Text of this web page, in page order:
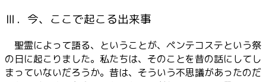
Ⅲ．今、ここで起こる出来事
聖霊によって語る、ということが、ペンテコステという祭
の日に起こりました。私たちは、そのことを昔の話にしてし
まっていないだろうか。昔は、そういう不思議があったのだ